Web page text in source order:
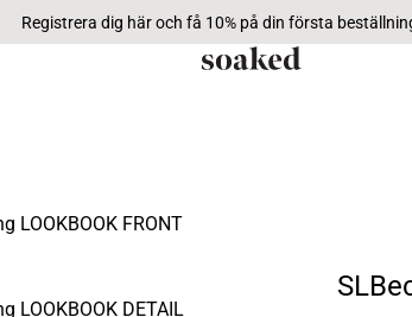
Registrera dig här och få 10% på din första